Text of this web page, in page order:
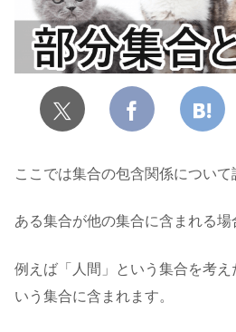
ここでは集合の包含関係について
ある集合が他の集合に含まれる場
例えば「人間」という集合を考
いう集合に含まれます。